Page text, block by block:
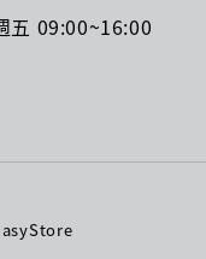
五 09:00~16:00